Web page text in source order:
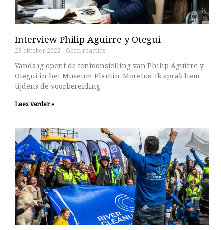
Interview Philip Aguirre y Otegui
28 oktober 2022 Geen reacties
Vandaag opent de tentoonstelling van Philip Aguirre y
Otegui in het Museum Plantin-Moretus. Ik sprak hem
tijdens de voorbereiding.
Lees verder »